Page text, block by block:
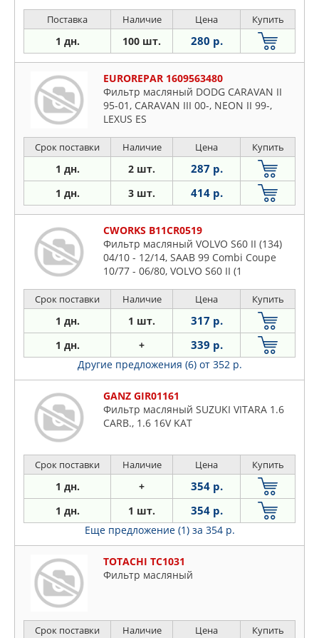
Поставка Наличие Цена Купить
1 дн. 100 шт. 280 р.
EUROREPAR 1609563480
Фильтр масляный DODG CARAVAN II
95-01, CARAVAN III 00-, NEON II 99-,
LEXUS ES
Срок поставки Наличие Цена Купить
1 дн. 2 шт. 287 р.
1 дн. 3 шт. 414 р.
CWORKS B11CR0519
Фильтр масляный VOLVO S60 II (134)
04/10 - 12/14, SAAB 99 Combi Coupe
10/77 - 06/80, VOLVO S60 II (1
Срок поставки Наличие Цена Купить
1 дн. 1 шт. 317 р.
1 дн. + 339 р.
Другие предложения (6) от 352 р.
GANZ GIR01161
Фильтр масляный SUZUKI VITARA 1.6
CARB., 1.6 16V KAT
Срок поставки Наличие Цена Купить
1 дн. + 354 р.
1 дн. 1 шт. 354 р.
Еще предложение (1) за 354 р.
TOTACHI TC1031
Фильтр масляный
Срок поставки Наличие Цена Купить